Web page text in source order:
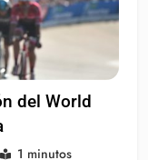
del World
1 minutos